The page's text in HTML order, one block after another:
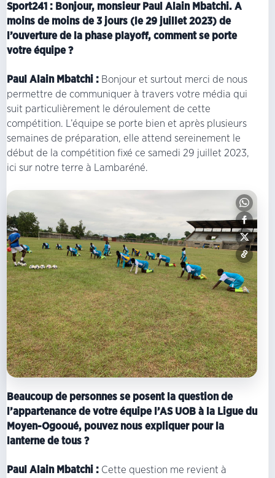
Sport241 : Bonjour, monsieur Paul Alain Mbatchi. A
moins de moins de 3 jours (le 29 juillet 2023) de
l’ouverture de la phase playoff, comment se porte
votre équipe ?
Paul Alain Mbatchi : Bonjour et surtout merci de nous
permettre de communiquer à travers votre média qui
suit particulièrement le déroulement de cette
compétition. L’équipe se porte bien et après plusieurs
semaines de préparation, elle attend sereinement le
début de la compétition fixé ce samedi 29 juillet 2023,
ici sur notre terre à Lambaréné.
Beaucoup de personnes se posent la question de
l’appartenance de votre équipe l’AS UOB à la Ligue du
Moyen-Ogooué, pouvez nous expliquer pour la
lanterne de tous ?
Paul Alain Mbatchi : Cette question me revient à